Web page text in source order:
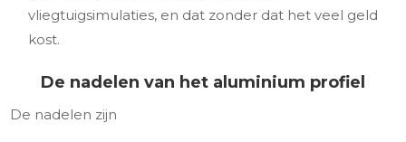
vliegtuigsimulaties, en dat zonder dat het veel geld
kost.
De nadelen van het aluminium profiel
De nadelen zijn